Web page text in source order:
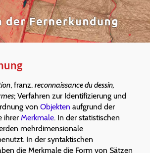
, franz. reconnaissance du dessin,
; Verfahren zur Identifizierung und
von Objekten aufgrund der
ihrer Merkmale. In der statistischen
mehrdimensionale
In der syntaktischen
die Merkmale die Form von Sätzen